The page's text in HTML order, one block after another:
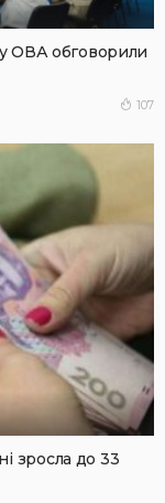
ОВА обговорили
107
зросла до 33